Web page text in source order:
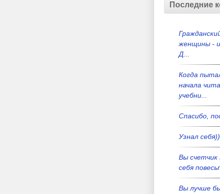
Последние
женщины -
Д...
Когда
начала
учебни...
Спасибо,
Узнал себя))
Вы
себя
Вы лучше